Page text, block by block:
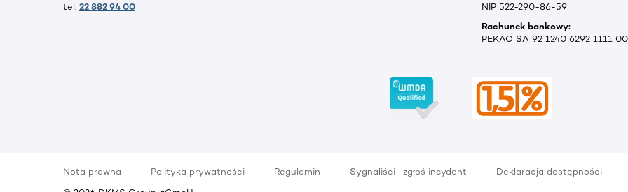
tel. 22 882 94 00
NIP 522-290-86-59
Rachunek bankowy:
PEKAO SA 92 1240 6292 1111
Nota prawna Polityka prywatności Regulamin Sygnaliści- zgłoś incydent
Deklaracja dostępności